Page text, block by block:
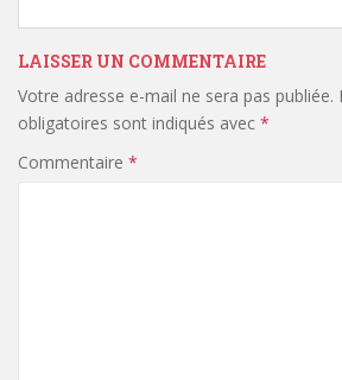
LAISSER UN COMMENTAIRE
Votre adresse e-mail ne sera pas publiée.
obligatoires sont indiqués avec *
Commentaire *